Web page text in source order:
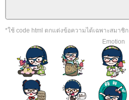
*ใช้ code html ตกแต่งข้อความได้เฉพาะสมาชิก
Emotion